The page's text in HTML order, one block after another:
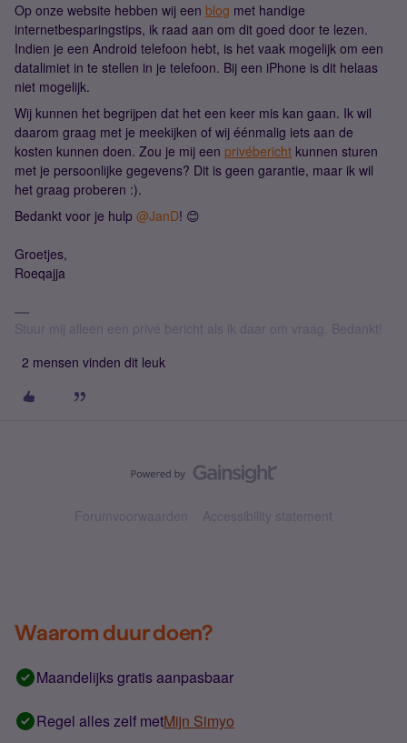
Op onze website hebben wij een blog met handige
internetbesparingstips, ik raad aan om dit goed door te lezen.
Indien je een Android telefoon hebt, is het vaak mogelijk om een
datalimiet in te stellen in je telefoon. Bij een iPhone is dit helaas
niet mogelijk.
Wij kunnen het begrijpen dat het een keer mis kan gaan. Ik wil
daarom graag met je meekijken of wij éénmalig iets aan de
kosten kunnen doen. Zou je mij een privébericht kunnen sturen
met je persoonlijke gegevens? Dit is geen garantie, maar ik wil
het graag proberen :).
Bedankt voor je hulp @JanD! 😊
Groetjes,
Roeqajja
Stuur mij alleen een privé bericht als ik daar om vraag. Bedankt!
2 mensen vinden dit leuk
Forumvoorwaarden Accessibility statement
Waarom duur doen?
Maandelijks gratis aanpasbaar
Regel alles zelf metMijn Simyo